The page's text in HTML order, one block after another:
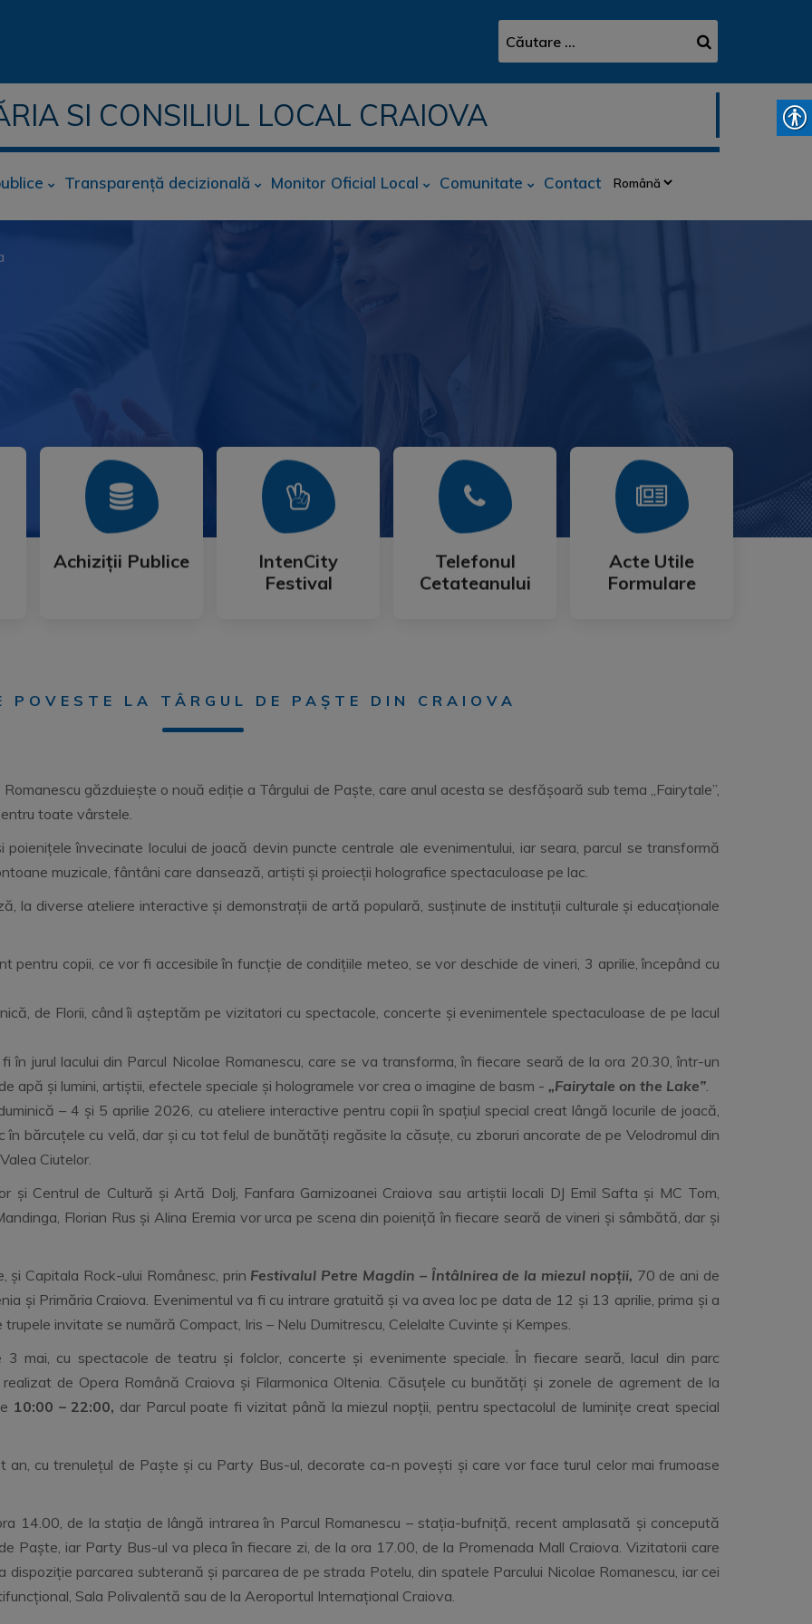
SI CONSILIUL LOCAL CRAIOVA
Transparență decizională Monitor Oficial Local Comunitate Contact
Achiziții Publice
Achiziții Publice
Mai Mult
IntenCity
Festival
IntenCity
Festival
Mai Mult
Telefonul
Cetateanului
Telefonul
Cetateanului
Mai Mult
Acte Utile
Formulare
Acte Utile
Formulare
Mai Mult
POVESTE LA TÂRGUL DE PAȘTE DIN CRAIOVA
găzduiește o nouă ediție a Târgului de Paște, care anul acesta se desfășoară sub tema „Fairytale”,
toate vârstele.
poienițele învecinate locului de joacă devin puncte centrale ale evenimentului, iar seara, parcul se transformă
muzicale, fântâni care dansează, artiști și proiecții holografice spectaculoase pe lac.
la diverse ateliere interactive și demonstrații de artă populară, susținute de instituții culturale și educaționale
copii, ce vor fi accesibile în funcție de condițiile meteo, se vor deschide de vineri, 3 aprilie, începând cu
de Florii, când îi așteptăm pe vizitatori cu spectacole, concerte și evenimentele spectaculoase de pe lacul
jurul lacului din Parcul Nicolae Romanescu, care se va transforma, în fiecare seară de la ora 20.30, într-un
apă și lumini, artiștii, efectele speciale și hologramele vor crea o imagine de basm - „Fairytale on the Lake”.
– 4 și 5 aprilie 2026, cu ateliere interactive pentru copii în spațiul special creat lângă locurile de joacă,
bărcuțele cu velă, dar și cu tot felul de bunătăți regăsite la căsuțe, cu zboruri ancorate de pe Velodromul din
Ciutelor.
și Centrul de Cultură și Artă Dolj, Fanfara Garnizoanei Craiova sau artiștii locali DJ Emil Safta și MC Tom,
Florian Rus și Alina Eremia vor urca pe scena din poieniță în fiecare seară de vineri și sâmbătă, dar și
Capitala Rock-ului Românesc, prin Festivalul Petre Magdin – Întâlnirea de la miezul nopții, 70 de ani de
și Primăria Craiova. Evenimentul va fi cu intrare gratuită și va avea loc pe data de 12 și 13 aprilie, prima și a
invitate se numără Compact, Iris – Nelu Dumitrescu, Celelalte Cuvinte și Kempes.
mai, cu spectacole de teatru și folclor, concerte și evenimente speciale. În fiecare seară, lacul din parc
de Opera Română Craiova și Filarmonica Oltenia. Căsuțele cu bunătăți și zonele de agrement de la
10:00 – 22:00, dar Parcul poate fi vizitat până la miezul nopții, pentru spectacolul de luminițe creat special
an, cu trenulețul de Paște și cu Party Bus-ul, decorate ca-n povești și care vor face turul celor mai frumoase
14.00, de la stația de lângă intrarea în Parcul Romanescu – stația-bufniță, recent amplasată și concepută
Paște, iar Party Bus-ul va pleca în fiecare zi, de la ora 17.00, de la Promenada Mall Craiova. Vizitatorii care
parcarea subterană și parcarea de pe strada Potelu, din spatele Parcului Nicolae Romanescu, iar cei
Sala Polivalentă sau de la Aeroportul Internațional Craiova.